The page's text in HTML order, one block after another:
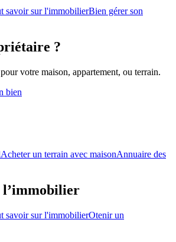
savoir sur l'immobilierBien gérer son
?
votre maison, appartement, ou terrain.
bien
Acheter un terrain avec maisonAnnuaire des
l’immobilier
savoir sur l'immobilierOtenir un